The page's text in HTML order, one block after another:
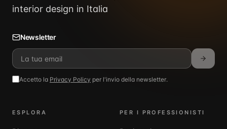
interior design in Italia
Newsletter
Accetto la Privacy Policy per l'invio della newsletter.
ESPLORA PER I PROFESSIONISTI